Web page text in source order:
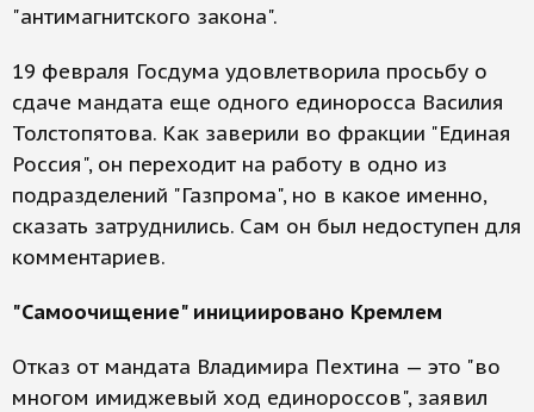
"антимагнитского закона".
19 февраля Госдума удовлетворила просьбу о
сдаче мандата еще одного единоросса Василия
Толстопятова. Как заверили во фракции "Единая
Россия", он переходит на работу в одно из
подразделений "Газпрома", но в какое именно,
сказать затруднились. Сам он был недоступен для
комментариев.
"Самоочищение" инициировано Кремлем
Отказ от мандата Владимира Пехтина — это "во
многом имиджевый ход единороссов", заявил